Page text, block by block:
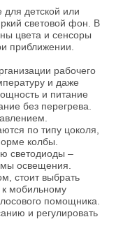
детской или
световой фон. В
цвета и сенсоры
приближении.
рабочего
и даже
и питание
без перегрева.
по типу цоколя,
колбы.
светодиоды –
освещения.
стоит выбрать
мобильному
помощника.
и регулировать